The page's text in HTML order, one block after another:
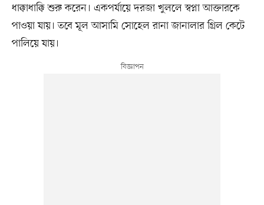
ধাক্কাধাক্কি শুরু করেন। একপর্যায়ে দরজা খুললে স্বপ্না আক্তারকে
পাওয়া যায়। তবে মূল আসামি সোহেল রানা জানালার গ্রিল কেটে
পালিয়ে যায়।